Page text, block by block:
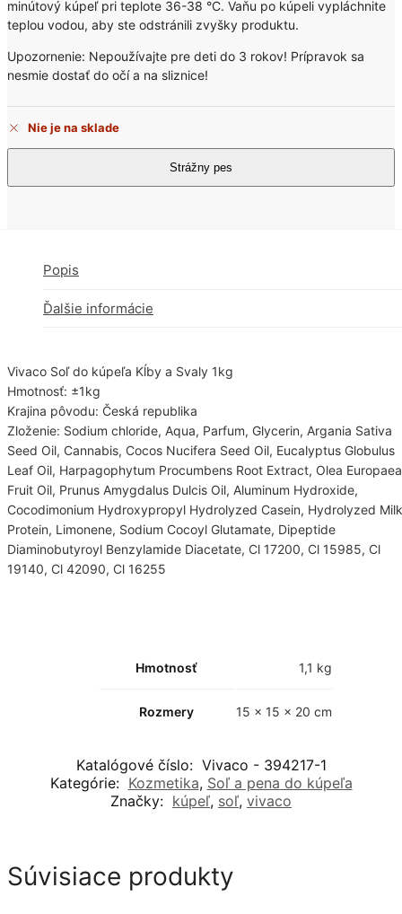
minútový kúpeľ pri teplote 36-38 °C. Vaňu po kúpeli vypláchnite
teplou vodou, aby ste odstránili zvyšky produktu.
Upozornenie: Nepoužívajte pre deti do 3 rokov! Prípravok sa
nesmie dostať do očí a na sliznice!
Nie je na sklade
Popis
Ďalšie informácie
Vivaco Soľ do kúpeľa Kĺby a Svaly 1kg
Hmotnosť: ±1kg
Krajina pôvodu: Česká republika
Zloženie: Sodium chloride, Aqua, Parfum, Glycerin, Argania Sativa
Seed Oil, Cannabis, Cocos Nucifera Seed Oil, Eucalyptus Globulus
Leaf Oil, Harpagophytum Procumbens Root Extract, Olea Europaea
Fruit Oil, Prunus Amygdalus Dulcis Oil, Aluminum Hydroxide,
Cocodimonium Hydroxypropyl Hydrolyzed Casein, Hydrolyzed Milk
Protein, Limonene, Sodium Cocoyl Glutamate, Dipeptide
Diaminobutyroyl Benzylamide Diacetate, Cl 17200, Cl 15985, Cl
19140, Cl 42090, Cl 16255
Hmotnosť 1,1 kg
Rozmery 15 × 15 × 20 cm
Katalógové číslo: Vivaco - 394217-1
Kategórie: Kozmetika, Soľ a pena do kúpeľa
Značky: kúpeľ, soľ, vivaco
Súvisiace produkty